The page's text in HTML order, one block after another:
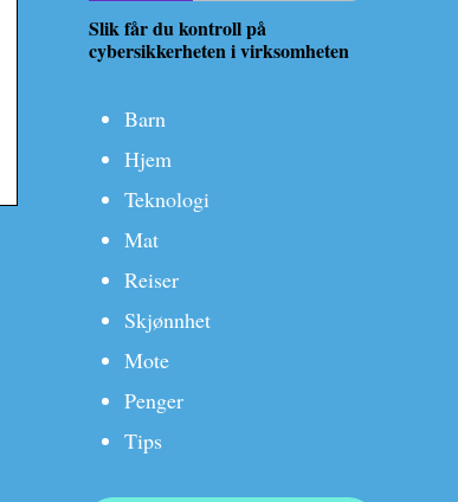
Slik får du kontroll på
cybersikkerheten i virksomheten
Barn
Hjem
Teknologi
Mat
Reiser
Skjønnhet
Mote
Penger
Tips